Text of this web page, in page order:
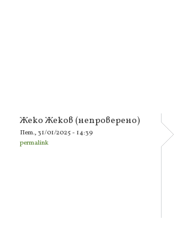
Жеко Жеков (непроверено)
Пет., 31/01/2025 - 14:39
permalink